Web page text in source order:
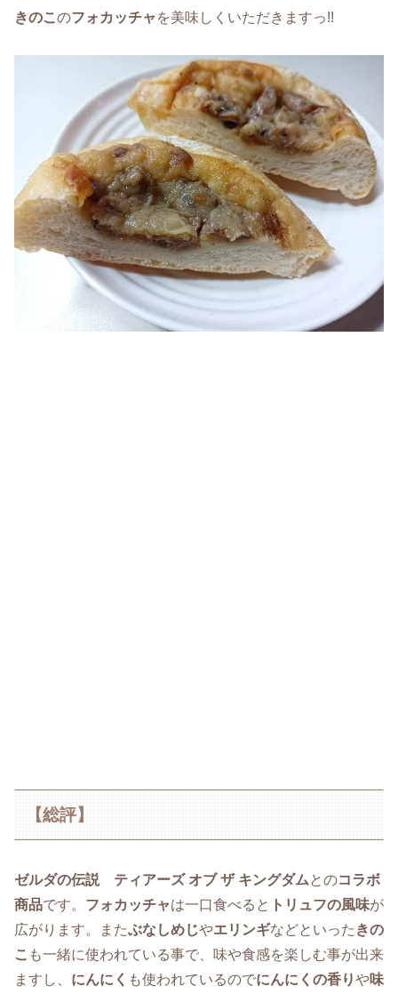
きのこ のフォカッチャ を美味しくいただきますっ!!
【総評】
ゼルダの伝説 ティアーズ オブ ザ キングダムとのコラボ
商品です。 フォカッチャは一口食べると トリュフの風味が
広がります。またぶなしめじやエリンギなどといった きの
こ も一緒に使われている事で、味や食感を楽しむ事が出来
ますし、 にんにく も使われているのでにんにくの香りや味